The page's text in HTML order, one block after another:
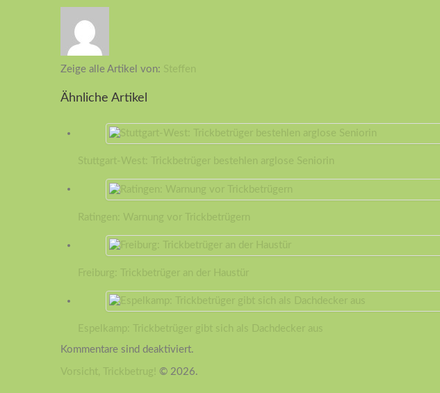
Zeige alle Artikel von: Steffen
Ähnliche Artikel
Stuttgart-West: Trickbetrüger bestehlen arglose Seniorin
Ratingen: Warnung vor Trickbetrügern
Freiburg: Trickbetrüger an der Haustür
Espelkamp: Trickbetrüger gibt sich als Dachdecker aus
Kommentare sind deaktiviert.
Vorsicht, Trickbetrug! © 2026.